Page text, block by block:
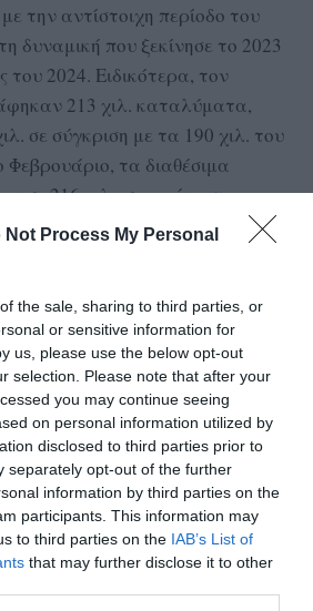
Not Process My Personal
the sale, sharing to third parties, or
or sensitive information for
us, please use the below opt-out
selection. Please note that after your
you may continue seeing
on personal information utilized by
disclosed to third parties prior to
separately opt-out of the further
information by third parties on the
participants. This information may
to third parties on the IAB’s List of
that may further disclose it to other
την αντίστοιχη περίοδο του
δυναμική που ξεκίνησε το 2023
του 2024. Ειδικότερα, τον
213 χιλ. καταλύματα,
σε σύγκριση με τα 190 χιλ. του
Φεβρουάριο, τα διαθέσιμα
σε 216 χιλ., σημειώνοντας
196 χιλ. του αντίστοιχου μήνα
ο αριθμός των καταλυμάτων
2024. Το β’ τρίμηνο ξεκίνησε
Απρίλιο καταγράφηκαν 228 χιλ.
κατά 16 χιλ. σε σχέση με τον
χιλ.). Τέλος, το Μάιο ο αριθμός
σε 236 χιλ.,
σε σύγκριση με τα 218 χιλ. του
ότι για πρώτη φορά το 2025 ο
κλινών ξεπέρασε το 1
τον Απρίλιο, με την αύξηση να